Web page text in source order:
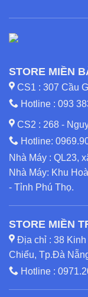
STORE MIỀN
CS1 : 307 Cầu
Hotline : 093
CS2 : 268 -
Hotline:
Nhà Máy : QL23,
Nhà Máy: Khu
- Tỉnh Phú Thọ.
STORE MIỀN
Địa chỉ : 38
Chiểu, Tp.Đà
Hotline :